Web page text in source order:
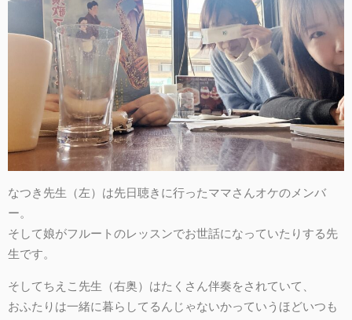
なつき先生（左）は先日聴きに行ったママさんオケのメンバ
ー。
そして娘がフルートのレッスンでお世話になっていたりする先
生です。
そしてちえこ先生（右奥）はたくさん伴奏をされていて、
おふたりは一緒に暮らしてるんじゃないかっていうほどいつも